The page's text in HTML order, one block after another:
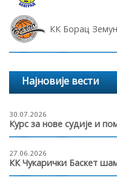
КК Борац Земун
Најновије вести
30.07.2026
Курс за нове судије и
27.06.2026
КК Чукарички Баскет